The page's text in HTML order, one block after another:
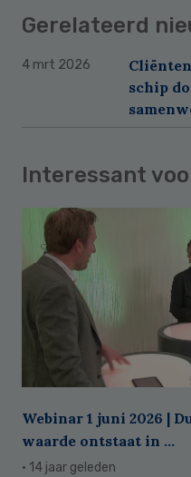
Gerelateerd
4 mrt 2026
schip
Interessant
Webinar 1 juni 2026 |
waarde ontstaat in ...
· 14 jaar geleden